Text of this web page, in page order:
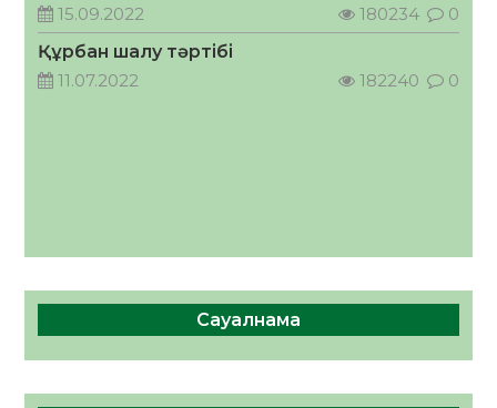
кеңесшісі болып тағайындалды
05.08.2026
43 0
15.09.2022
180234
0
Құрбан шалу тәртібі
11.07.2022
182240 0
Сауалнама